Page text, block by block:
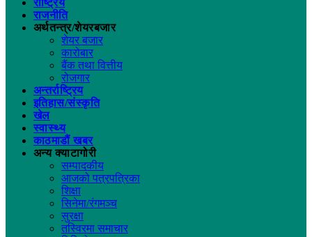
राष्ट्रिय
राजनीति
अर्थतन्त्र/शेयरबजार
शेयर बजार
कारोबार
बैंक तथा वित्तीय
रोजगार
अन्तर्राष्ट्रिय
इतिहास/संस्कृति
खेल
स्वास्थ्य
काठमाडौं खबर
अन्य क्याटागोरी
सम्पादकीय
आजको पत्रपत्रिका
शिक्षा
सिनेमा/रंगमञ्च
सुरक्षा
तस्विरमा समाचार